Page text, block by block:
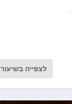
לצפייה בשיעור